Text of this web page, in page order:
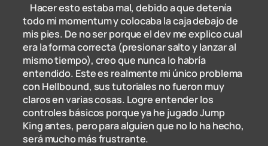
Hacer esto estaba mal, debido a que detenía
todo mi momentum y colocaba la caja debajo de
mis pies. De no ser porque el dev me explico cual
era la forma correcta (presionar salto y lanzar al
mismo tiempo), creo que nunca lo habría
entendido. Este es realmente mi único problema
con Hellbound, sus tutoriales no fueron muy
claros en varias cosas. Logre entender los
controles básicos porque ya he jugado Jump
King antes, pero para alguien que no lo ha hecho,
será mucho más frustrante.